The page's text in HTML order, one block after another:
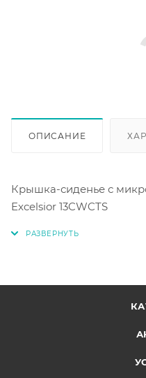
ОПИСАНИЕ
Крышка-сиденье с
Excelsior 13CWCTS